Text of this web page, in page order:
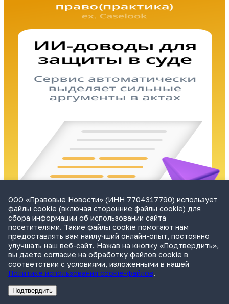
Cамый масштабный и точный канал о праве
Рассказываем о важных деловых и юридических событиях.
РекламаАдвокатское бюро Санкт-Петербурга «Вертикаль» ИНН 7841290773
ООО «Правовые Новости» (ИНН 7704317790) использует
файлы cookie (включая сторонние файлы cookie) для
сбора информации об использовании сайта
посетителями. Такие файлы cookie помогают нам
предоставлять вам наилучший онлайн-опыт, постоянно
улучшать наш веб-сайт. Нажав на кнопку «Подтвердить»,
вы даете согласие на обработку файлов cookie в
соответствии с условиями, изложенными в нашей
Политике использования cookie-файлов.
Подтвердить